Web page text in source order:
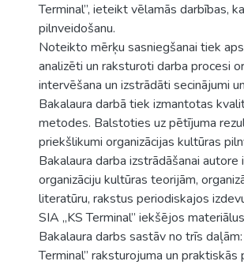
Terminal”, ieteikt vēlamās darbības,
pilnveidošanu.
Noteikto mērķu sasniegšanai tiek
analizēti un raksturoti darba procesi
intervēšana un izstrādāti secinājumi
Bakalaura darbā tiek izmantotas
metodes. Balstoties uz pētījuma
priekšlikumi organizācijas kultūras
Bakalaura darba izstrādāšanai
organizāciju kultūras teorijām,
literatūru, rakstus periodiskajos
SIA „KS Terminal” iekšējos
Bakalaura darbs sastāv no trīs
Terminal” raksturojuma un praktiskās